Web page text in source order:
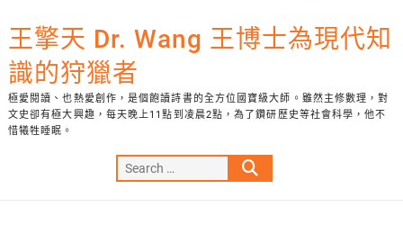
to
content
王擎天 Dr. Wang 王博士為現代知
識的狩獵者
極愛閱讀、也熱愛創作，是個飽讀詩書的全方位國寶級大師。雖然主修數理，對
文史卻有極大興趣，每天晚上11點到凌晨2點，為了鑽研歷史等社會科學，他不
惜犧牲睡眠。
Search
…